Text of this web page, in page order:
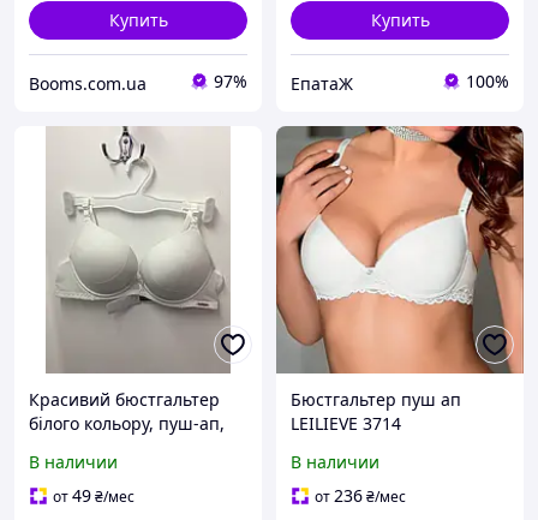
Купить
Booms.com.ua 97%
Купить
ЕпатаЖ 100%
Красивий бюстгальтер
білого кольору, пуш-ап,
В наличии
от49₴/мес
Бюстгальтер пуш ап
LEILIEVE 3714
В наличии
от236₴/мес